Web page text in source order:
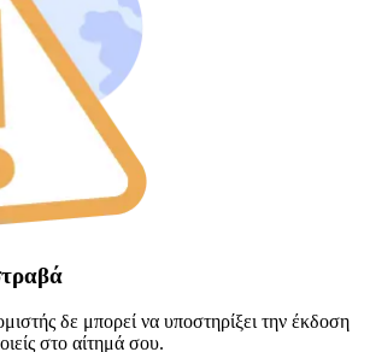
δε μπορεί να υποστηρίξει την έκδοση
στο αίτημά σου.